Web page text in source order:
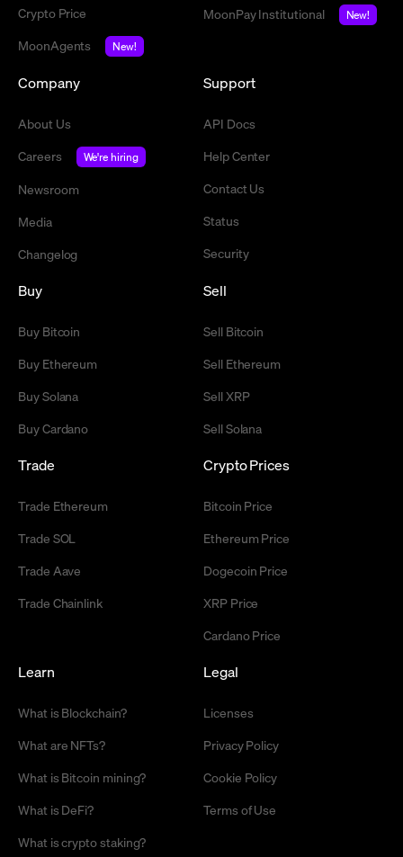
Crypto Price
MoonAgents
New!
MoonPay Institutional
New!
Company
About Us
Careers
We're hiring
Newsroom
Media
Changelog
Support
API Docs
Help Center
Contact Us
Status
Security
Buy
Buy Bitcoin
Buy Ethereum
Buy Solana
Buy Cardano
Sell
Sell Bitcoin
Sell Ethereum
Sell XRP
Sell Solana
Trade
Trade Ethereum
Trade SOL
Trade Aave
Trade Chainlink
Crypto Prices
Bitcoin Price
Ethereum Price
Dogecoin Price
XRP Price
Cardano Price
Learn
What is Blockchain?
What are NFTs?
What is Bitcoin mining?
What is DeFi?
What is crypto staking?
Legal
Licenses
Privacy Policy
Cookie Policy
Terms of Use